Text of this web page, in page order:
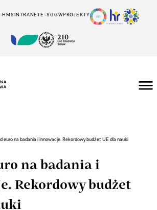
HMSINTRANETE-SGGWPROJEKTY
euro na badania i innowacje. Rekordowy budżet UE dla nauki
na badania i
Rekordowy budżet